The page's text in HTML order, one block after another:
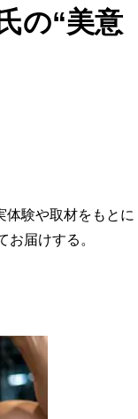
の“美意
験や取材をもとに
届けする。